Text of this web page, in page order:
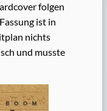
folgen
ist in
nichts
und musste